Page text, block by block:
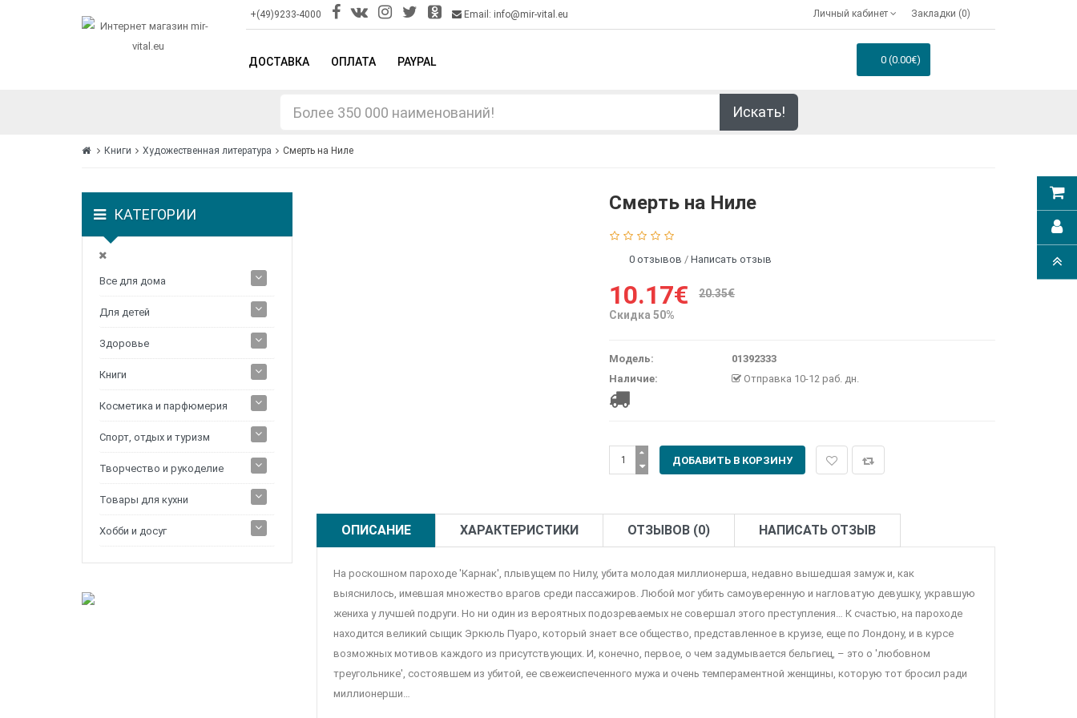
+(49)9233-4000 Email: info@mir-vital.eu Личный кабинет Закладки (0)
ДОСТАВКА ОПЛАТА PAYPAL 0 (0.00€)
Искать!
Книги Художественная литература Смерть на Ниле
КАТЕГОРИИ
Все для дома
Для детей
Здоровье
Книги
Косметика и парфюмерия
Спорт, отдых и туризм
Творчество и рукоделие
Товары для кухни
Хобби и досуг
Смерть на Ниле
0 отзывов /Написать отзыв
10.17€
20.35€
Скидка 50%
Модель:
01392333
Наличие:
Отправка 10-12 раб. дн.
ОПИСАНИЕ ХАРАКТЕРИСТИКИ ОТЗЫВОВ (0) НАПИСАТЬ ОТЗЫВ
На роскошном пароходе 'Карнак', плывущем по Нилу, убита молодая миллионерша, недавно вышедшая замуж и, как
выяснилось, имевшая множество врагов среди пассажиров. Любой мог убить самоуверенную и нагловатую девушку, укравшую
жениха у лучшей подруги. Но ни один из вероятных подозреваемых не совершал этого преступления… К счастью, на пароходе
находится великий сыщик Эркюль Пуаро, который знает все общество, представленное в круизе, еще по Лондону, и в курсе
возможных мотивов каждого из присутствующих. И, конечно, первое, о чем задумывается бельгиец, – это о 'любовном
треугольнике', состоявшем из убитой, ее свежеиспеченного мужа и очень темпераментной женщины, которую тот бросил ради
миллионерши…